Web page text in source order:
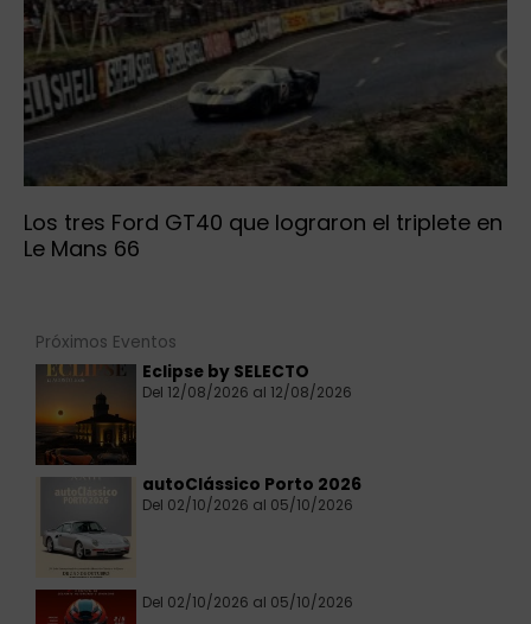
Los tres Ford GT40 que lograron el triplete en
Le Mans 66
Próximos Eventos
Eclipse by SELECTO
Del 12/08/2026 al 12/08/2026
autoClássico Porto 2026
Del 02/10/2026 al 05/10/2026
Del 02/10/2026 al 05/10/2026